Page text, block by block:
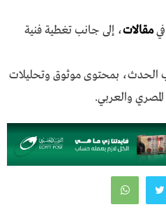
مقالات، إلى جانب تغطية فنية
الحدث، بمحتوى موثوق وتحليلات
والعربي.